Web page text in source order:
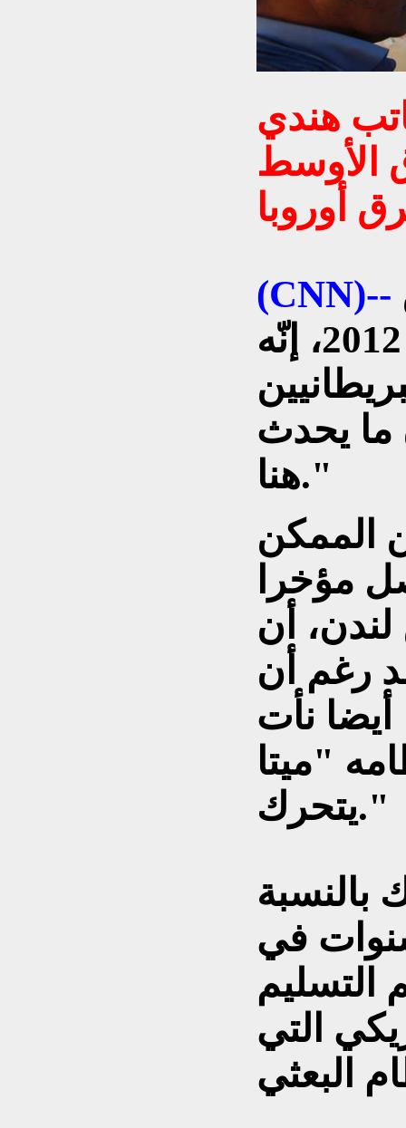
هندي
الأوسط
أوروبا
(CNN)--
الأجانب في سوريا صيف 2012، إنّه
ما يحدث
هنا."
الممكن
مؤخرا
أن
رغم أن
أيضا نأت
"ميتا
يتحرك."
بالنسبة
في
التي